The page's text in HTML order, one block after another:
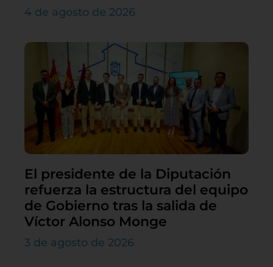
4 de agosto de 2026
El presidente de la Diputación
refuerza la estructura del equipo
de Gobierno tras la salida de
Víctor Alonso Monge
3 de agosto de 2026